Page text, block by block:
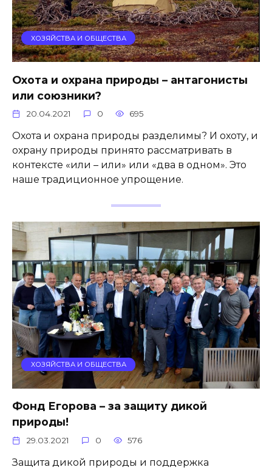
ХОЗЯЙСТВА И ОБЩЕСТВА
Охота и охрана природы – антагонисты
или союзники?
20.04.2021 0 695
Охота и охрана природы разделимы? И охоту, и
охрану природы принято рассматривать в
контексте «или – или» или «два в одном». Это
наше традиционное упрощение.
ХОЗЯЙСТВА И ОБЩЕСТВА
Фонд Егорова – за защиту дикой
природы!
29.03.2021 0 576
Защита дикой природы и поддержка